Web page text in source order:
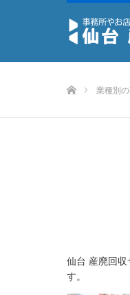
業種別の
仙台 産廃回
す。